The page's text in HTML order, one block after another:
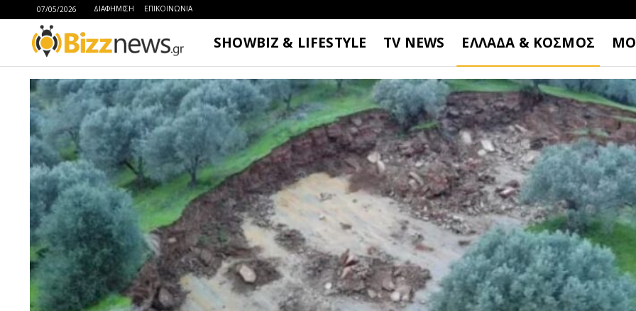
07/05/2026 ΔΙΑΦΗΜΙΣΗ ΕΠΙΚΟΙΝΩΝΙΑ
SHOWBIZ & LIFESTYLE TV NEWS ΕΛΛΑΔΑ & ΚΟΣΜΟΣ